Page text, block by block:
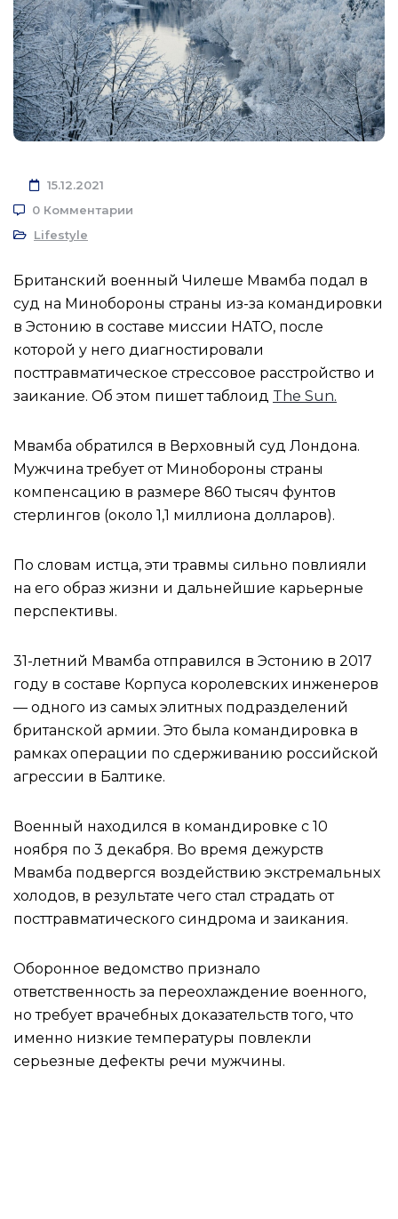
15.12.2021
0 Комментарии
Lifestyle
Британский военный Чилеше Мвамба подал в
суд на Минобороны страны из-за командировки
в Эстонию в составе миссии НАТО, после
которой у него диагностировали
посттравматическое стрессовое расстройство и
заикание. Об этом пишет таблоид The Sun.
Мвамба обратился в Верховный суд Лондона.
Мужчина требует от Минобороны страны
компенсацию в размере 860 тысяч фунтов
стерлингов (около 1,1 миллиона долларов).
По словам истца, эти травмы сильно повлияли
на его образ жизни и дальнейшие карьерные
перспективы.
31-летний Мвамба отправился в Эстонию в 2017
году в составе Корпуса королевских инженеров
— одного из самых элитных подразделений
британской армии. Это была командировка в
рамках операции по сдерживанию российской
агрессии в Балтике.
Военный находился в командировке с 10
ноября по 3 декабря. Во время дежурств
Мвамба подвергся воздействию экстремальных
холодов, в результате чего стал страдать от
посттравматического синдрома и заикания.
Оборонное ведомство признало
ответственность за переохлаждение военного,
но требует врачебных доказательств того, что
именно низкие температуры повлекли
серьезные дефекты речи мужчины.